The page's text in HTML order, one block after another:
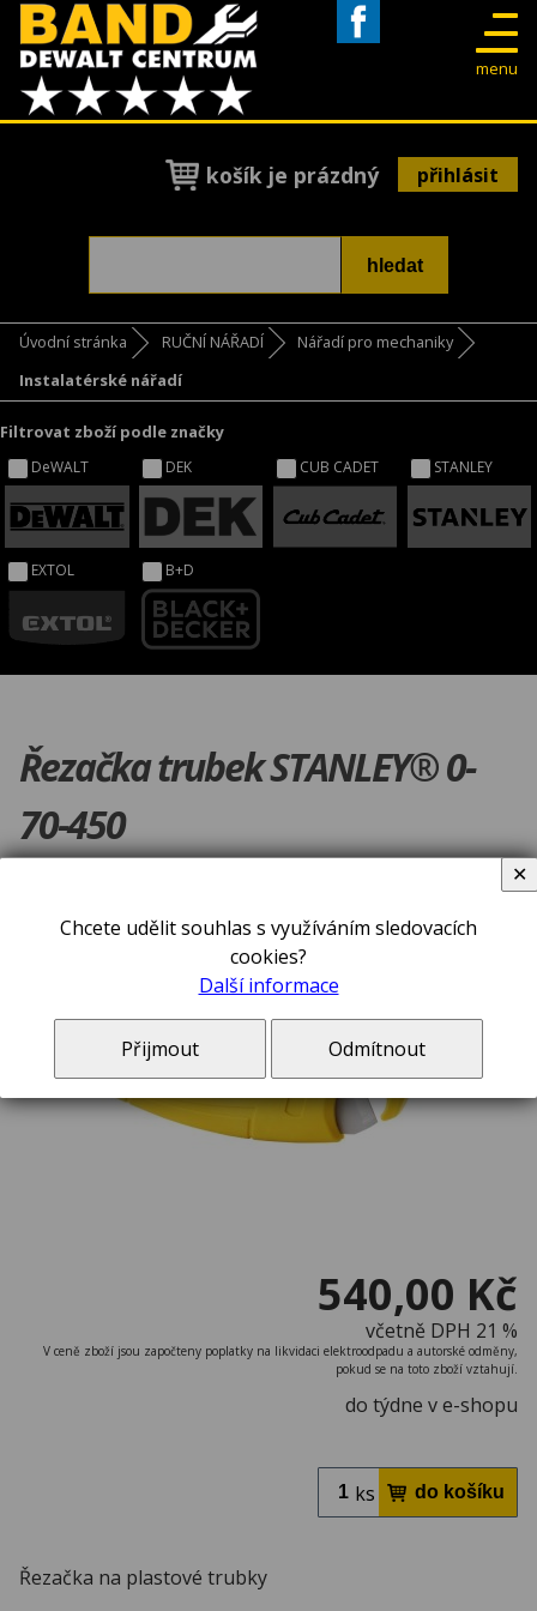
menu
košík je prázdný přihlásit
Úvodní stránka RUČNÍ NÁŘADÍ
Nářadí pro mechaniky
Instalatérské nářadí
Filtrovat zboží podle značky
DeWALT DEK CUB CADET STANLEY
EXTOL B+D
Řezačka trubek STANLEY® 0-
70-450
540,00 Kč
včetně DPH 21 %
V ceně zboží jsou započteny poplatky na likvidaci elektroodpadu a autorské odměny,
pokud se na toto zboží vztahují.
do týdne v e-shopu
ks
Řezačka na plastové trubky
Chcete udělit souhlas s využíváním sledovacích
cookies?
Další informace
Přijmout Odmítnout
✕